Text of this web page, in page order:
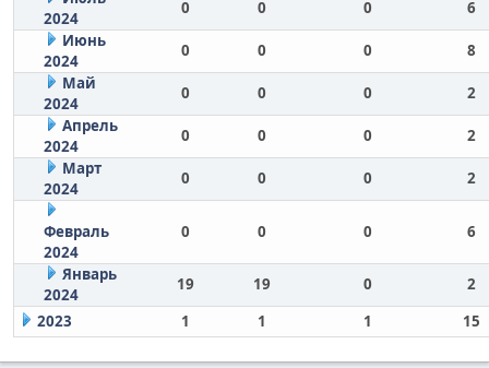
2024
0 0 0
6
Июнь
2024
0 0 0
8
Май
2024
0 0 0
2
Апрель
2024
0 0 0
2
Март
2024
0 0 0 2
Февраль
2024
0 0 0 6
Январь
2024
19 19 0
2
2023
1 1 1 15